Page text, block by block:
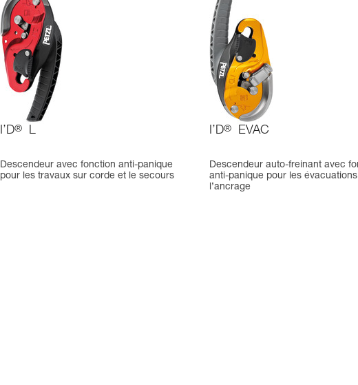
I’D® L
Descendeur avec fonction anti-panique
pour les travaux sur corde et le secours
I’D® EVAC
Descendeur auto-freinant avec
anti-panique pour les
l’ancrage